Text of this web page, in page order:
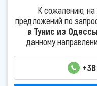
К сожалению, на
предложений по
в Тунис из
данному